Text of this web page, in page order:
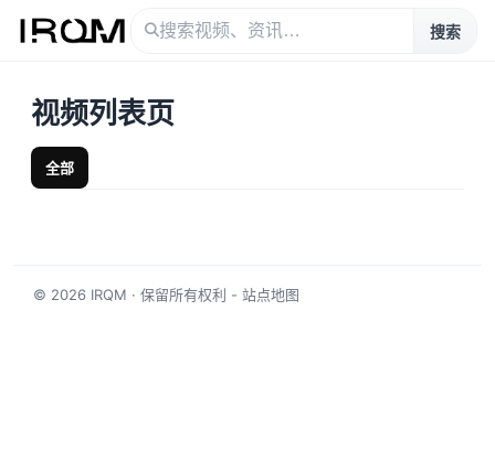
搜索
视频列表页
全部
© 2026 IRQM · 保留所有权利 - 站点地图